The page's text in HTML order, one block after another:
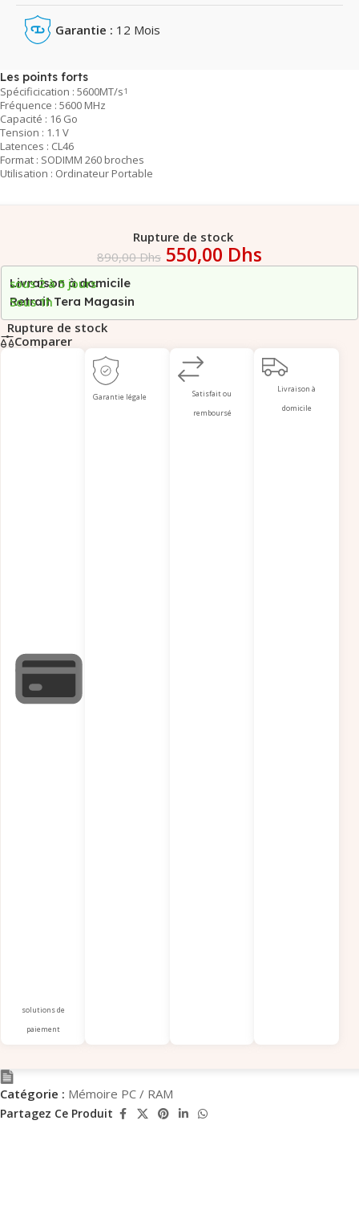
Garantie : 12 Mois
Les points forts
Spécificication : 5600MT/s1
Fréquence : 5600 MHz
Capacité : 16 Go
Tension : 1.1 V
Latences : CL46
Format : SODIMM 260 broches
Utilisation : Ordinateur Portable
Rupture de stock
890,00Dhs 550,00 Dhs
Livraison à domicile
sous 2 à 5 jours
Retrait Tera Magasin
Sous 1h
Rupture de stock
Comparer
solutions de
paiement
Garantie légale
Satisfait ou
remboursé
Livraison à
domicile
Catégorie : Mémoire PC / RAM
Partagez Ce Produit